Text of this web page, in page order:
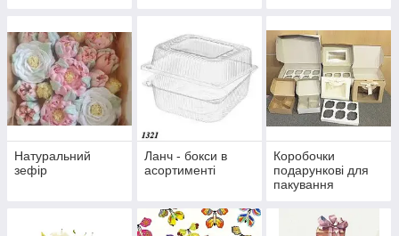
набори
Натуральний
зефір
Ланч - бокси в
асортименті
Коробочки
подарункові для
пакування
виробів та
солодощів